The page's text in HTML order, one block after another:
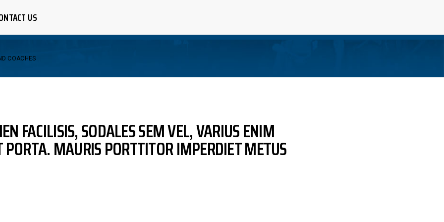
US
COACHES
FACILISIS, SODALES SEM VEL, VARIUS ENIM
PORTA. MAURIS PORTTITOR IMPERDIET METUS